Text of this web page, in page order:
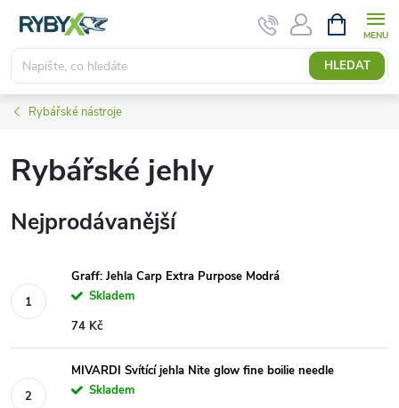
obsah
HLEDAT
NÁKUPNÍ
KOŠÍK
Rybářské nástroje
Rybářské jehly
Nejprodávanější
Graff: Jehla Carp Extra Purpose Modrá
Skladem
74 Kč
MIVARDI Svítící jehla Nite glow fine boilie needle
Skladem